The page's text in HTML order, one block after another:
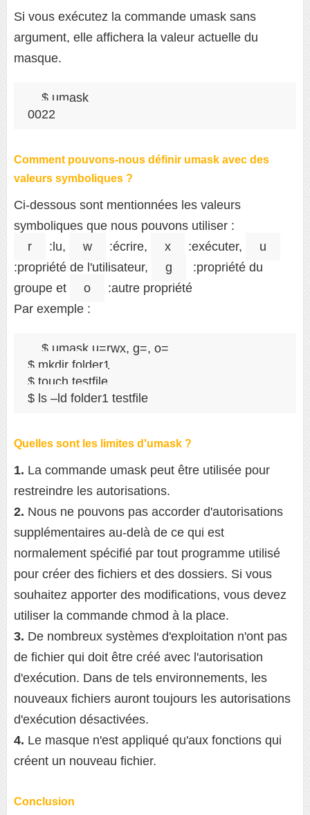
Si vous exécutez la commande umask sans
argument, elle affichera la valeur actuelle du
masque.
$ umask
0022
Comment pouvons-nous définir umask avec des
valeurs symboliques ?
Ci-dessous sont mentionnées les valeurs
symboliques que nous pouvons utiliser :
r
:lu, w :écrire, x :exécuter,
u
:propriété de l'utilisateur,
g
:propriété du
groupe et
o
:autre propriété
Par exemple :
$ umask u=rwx, g=, o=
$ mkdir folder1
$ touch testfile
$ ls –ld folder1 testfile
Quelles sont les limites d'umask ?
1. La commande umask peut être utilisée pour
restreindre les autorisations.
2. Nous ne pouvons pas accorder d'autorisations
supplémentaires au-delà de ce qui est
normalement spécifié par tout programme utilisé
pour créer des fichiers et des dossiers. Si vous
souhaitez apporter des modifications, vous devez
utiliser la commande chmod à la place.
3. De nombreux systèmes d'exploitation n'ont pas
de fichier qui doit être créé avec l'autorisation
d'exécution. Dans de tels environnements, les
nouveaux fichiers auront toujours les autorisations
d'exécution désactivées.
4. Le masque n'est appliqué qu'aux fonctions qui
créent un nouveau fichier.
Conclusion